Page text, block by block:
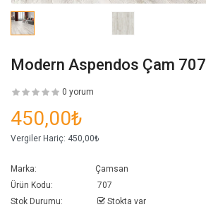
Modern Aspendos Çam 707
0 yorum
450,00₺
Vergiler Hariç: 450,00₺
Marka:
Çamsan
Ürün Kodu:
707
Stok Durumu:
Stokta var